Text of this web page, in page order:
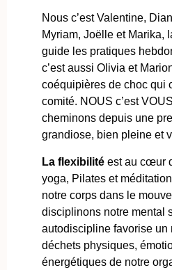
Nous c’est Valentine,
Myriam, Joëlle et Marika,
guide les pratiques
c’est aussi Olivia et
coéquipières de choc qui
comité. NOUS c’est
cheminons depuis une
grandiose, bien pleine et
La flexibilité est au cœur
yoga, Pilates et
notre corps dans le
disciplinons notre mental
autodiscipline favorise un
déchets physiques,
énergétiques de notre